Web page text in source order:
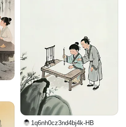
1q6nh0cz3nd4bj4k-HB